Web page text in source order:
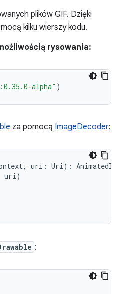
plików GIF. Dzięki
kilku wierszy kodu.
rysowania:
alpha" )
za pomocą ImageDecoder:
, uri : Uri):
uri)
: